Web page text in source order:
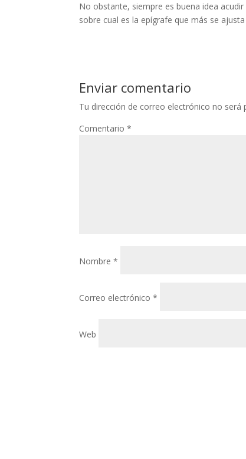
No obstante, siempre es buena idea
sobre cual es la epígrafe que más se
Enviar comentario
Tu dirección de correo electrónico no será
Comentario*
Nombre*
Correo electrónico*
Web